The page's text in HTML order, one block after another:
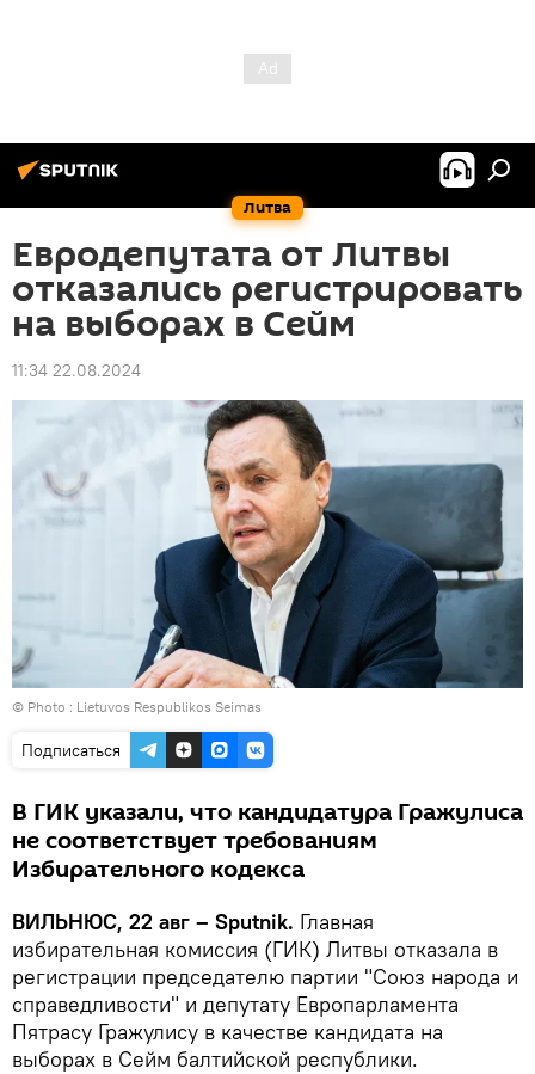
Литва
Евродепутата от Литвы
отказались регистрировать
на выборах в Сейм
11:34 22.08.2024
© Photo : Lietuvos Respublikos Seimas
Подписаться
В ГИК указали, что кандидатура Гражулиса
не соответствует требованиям
Избирательного кодекса
ВИЛЬНЮС, 22 авг – Sputnik. Главная
избирательная комиссия (ГИК) Литвы отказала в
регистрации председателю партии "Союз народа и
справедливости" и депутату Европарламента
Пятрасу Гражулису в качестве кандидата на
выборах в Сейм балтийской республики.